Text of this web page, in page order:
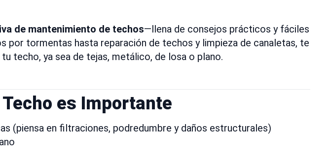
de mantenimiento de techos—llena de consejos prácticos y fáciles
por tormentas hasta reparación de techos y limpieza de canaletas, te
techo, ya sea de tejas, metálico, de losa o plano.
es Importante
(piensa en filtraciones, podredumbre y daños estructurales)